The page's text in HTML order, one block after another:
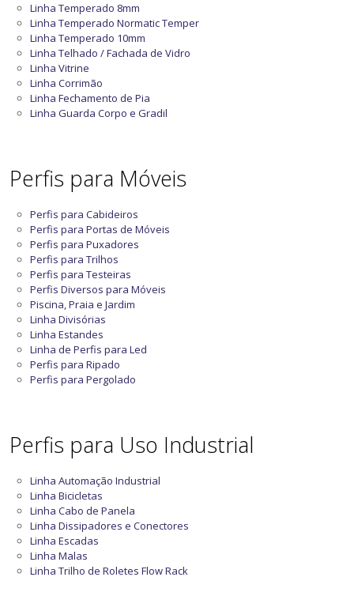
Linha Temperado 8mm
Linha Temperado Normatic Temper
Linha Temperado 10mm
Linha Telhado / Fachada de Vidro
Linha Vitrine
Linha Corrimão
Linha Fechamento de Pia
Linha Guarda Corpo e Gradil
Perfis para Móveis
Perfis para Cabideiros
Perfis para Portas de Móveis
Perfis para Puxadores
Perfis para Trilhos
Perfis para Testeiras
Perfis Diversos para Móveis
Piscina, Praia e Jardim
Linha Divisórias
Linha Estandes
Linha de Perfis para Led
Perfis para Ripado
Perfis para Pergolado
Perfis para Uso Industrial
Linha Automação Industrial
Linha Bicicletas
Linha Cabo de Panela
Linha Dissipadores e Conectores
Linha Escadas
Linha Malas
Linha Trilho de Roletes Flow Rack